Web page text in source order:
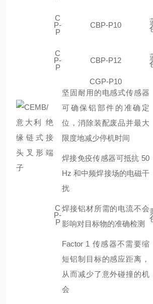
C
P-
P
CBP-P10
C
P-
P
CBP-P12
C
P-
P
CGP-P10
坚固耐用的电感式传感器
可确保铝部件的准确定
位，消除装配废品并最大
限度地减少停机时间
焊接免疫传感器可抵抗 50
Hz 和中频焊接场的电磁干
扰
焊接铝材所需的电流不会
影响对目标物的准确检测
Factor 1 传感器不需要缩
短铝制目标的感应距离，
从而减少了意外碰撞的机
会